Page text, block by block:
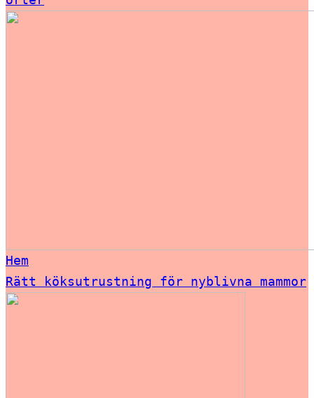
Hem
Rätt köksutrustning för nyblivna mammor